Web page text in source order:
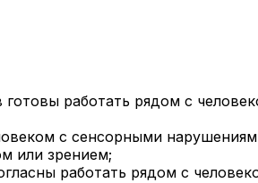
работать рядом с
с сенсорными
или зрением;
работать рядом с